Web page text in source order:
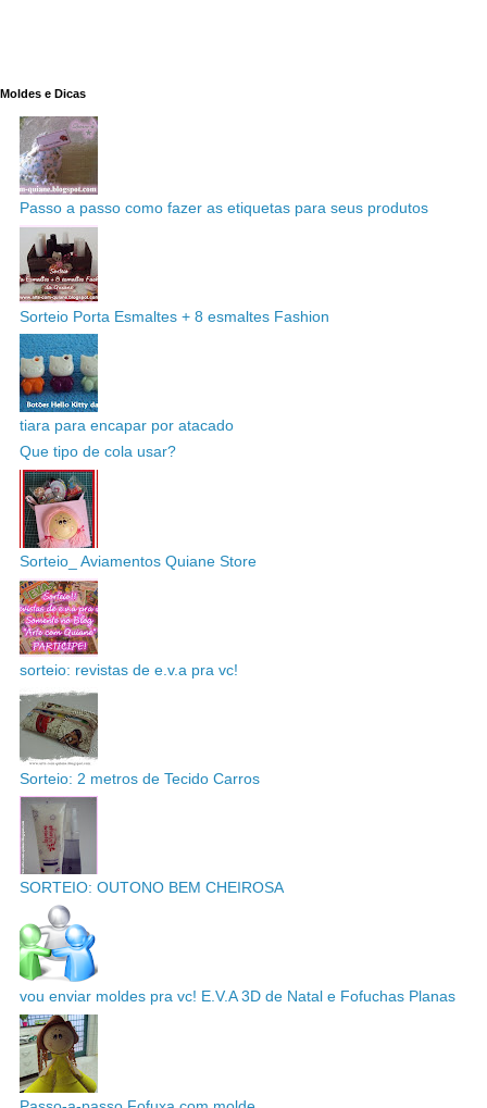
Moldes e Dicas
Passo a passo como fazer as etiquetas para seus produtos
Sorteio Porta Esmaltes + 8 esmaltes Fashion
tiara para encapar por atacado
Que tipo de cola usar?
Sorteio_ Aviamentos Quiane Store
sorteio: revistas de e.v.a pra vc!
Sorteio: 2 metros de Tecido Carros
SORTEIO: OUTONO BEM CHEIROSA
vou enviar moldes pra vc! E.V.A 3D de Natal e Fofuchas Planas